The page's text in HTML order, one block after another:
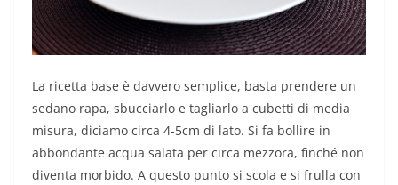
La ricetta base è davvero semplice, basta prendere un
sedano rapa, sbucciarlo e tagliarlo a cubetti di media
misura, diciamo circa 4-5cm di lato. Si fa bollire in
abbondante acqua salata per circa mezzora, finché non
diventa morbido. A questo punto si scola e si frulla con